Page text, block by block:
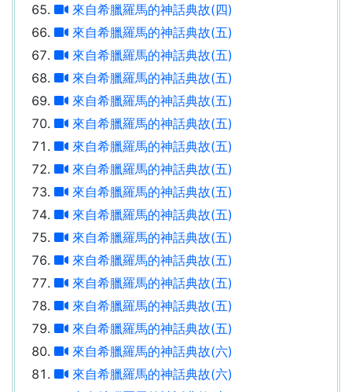
來自希臘羅馬的神話典故(四)
來自希臘羅馬的神話典故(五)
來自希臘羅馬的神話典故(五)
來自希臘羅馬的神話典故(五)
來自希臘羅馬的神話典故(五)
來自希臘羅馬的神話典故(五)
來自希臘羅馬的神話典故(五)
來自希臘羅馬的神話典故(五)
來自希臘羅馬的神話典故(五)
來自希臘羅馬的神話典故(五)
來自希臘羅馬的神話典故(五)
來自希臘羅馬的神話典故(五)
來自希臘羅馬的神話典故(五)
來自希臘羅馬的神話典故(五)
來自希臘羅馬的神話典故(五)
來自希臘羅馬的神話典故(六)
來自希臘羅馬的神話典故(六)